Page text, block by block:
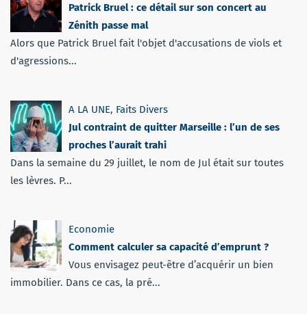
Patrick Bruel : ce détail sur son concert au
Zénith passe mal
Alors que Patrick Bruel fait l'objet d'accusations de viols et
d'agressions...
A LA UNE, Faits Divers
Jul contraint de quitter Marseille : l’un de ses
proches l’aurait trahi
Dans la semaine du 29 juillet, le nom de Jul était sur toutes
les lèvres. P...
Economie
Comment calculer sa capacité d’emprunt ?
Vous envisagez peut-être d’acquérir un bien
immobilier. Dans ce cas, la pré...